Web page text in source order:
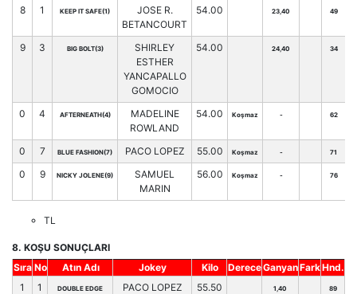
8 1 KEEP IT SAFE(1)
JOSE R.
BETANCOURT
54.00 23,40 49
9 3 BIG BOLT(3)
SHIRLEY
ESTHER
YANCAPALLO
GOMOCIO
54.00 24,40 34
0 4 AFTERNEATH(4)
MADELINE
ROWLAND
54.00 Koşmaz - 62
0 7 BLUE FASHION(7) PACO LOPEZ 55.00 Koşmaz - 71
0 9 NICKY JOLENE(9)
SAMUEL
MARIN
56.00 Koşmaz - 76
TL
8. KOŞU SONUÇLARI
Sıra No Atın Adı Jokey Kilo DereceGanyanFarkHnd.
1
1
DOUBLE EDGE
PACO LOPEZ 55.50 1,40 89